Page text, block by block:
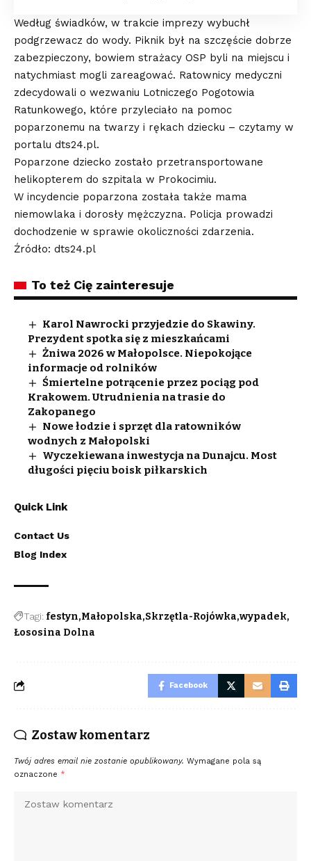
Według świadków, w trakcie imprezy wybuchł
podgrzewacz do wody. Piknik był na szczęście dobrze
zabezpieczony, bowiem strażacy OSP byli na miejscu i
natychmiast mogli zareagować. Ratownicy medyczni
zdecydowali o wezwaniu Lotniczego Pogotowia
Ratunkowego, które przyleciało na pomoc
poparzonemu na twarzy i rękach dziecku – czytamy w
portalu dts24.pl.
Poparzone dziecko zostało przetransportowane
helikopterem do szpitala w Prokocimiu.
W incydencie poparzona została także mama
niemowlaka i dorosły mężczyzna. Policja prowadzi
dochodzenie w sprawie okoliczności zdarzenia.
Źródło: dts24.pl
To też Cię zainteresuje
Karol Nawrocki przyjedzie do Skawiny.
Prezydent spotka się z mieszkańcami
Żniwa 2026 w Małopolsce. Niepokojące
informacje od rolników
Śmiertelne potrącenie przez pociąg pod
Krakowem. Utrudnienia na trasie do
Zakopanego
Nowe łodzie i sprzęt dla ratowników
wodnych z Małopolski
Wyczekiewana inwestycja na Dunajcu. Most
długości pięciu boisk piłkarskich
Quick Link
Contact Us
Blog Index
Tagi: festyn Małopolska Skrzętla-Rojówka wypadek
Łososina Dolna
Facebook
Zostaw komentarz
Twój adres email nie zostanie opublikowany. Wymagane pola są
oznaczone *